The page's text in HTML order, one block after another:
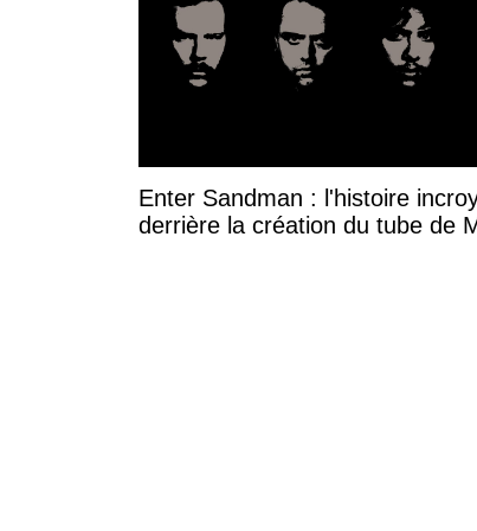
Enter Sandman : l'histoire
derrière la création du tube de